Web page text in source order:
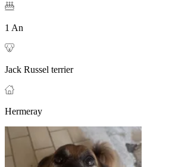
1 An
Jack Russel terrier
Hermeray